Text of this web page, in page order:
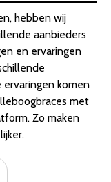
hebben wij
aanbieders
en ervaringen
komen
met
Zo maken